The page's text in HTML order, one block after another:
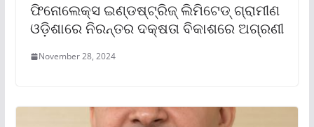
ଫିନୋଲେକ୍ସ ଇଣ୍ଡଷ୍ଟ୍ରିଜ୍ ଲିମିଟେଡ୍ ଗ୍ରାମୀଣ
ଓଡ଼ିଶାରେ ନିରନ୍ତର ଦକ୍ଷତା ବିକାଶରେ ଅଗ୍ରଣୀ
November 28, 2024